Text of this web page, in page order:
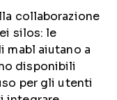
collaborazione
silos: le
mabl aiutano a
disponibili
per gli utenti